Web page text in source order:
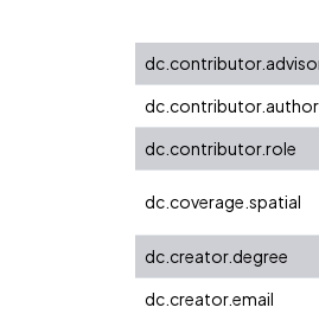
dc.contributor.author
dc.contributor.role
dc.coverage.spatial
dc.creator.degree
dc.creator.email